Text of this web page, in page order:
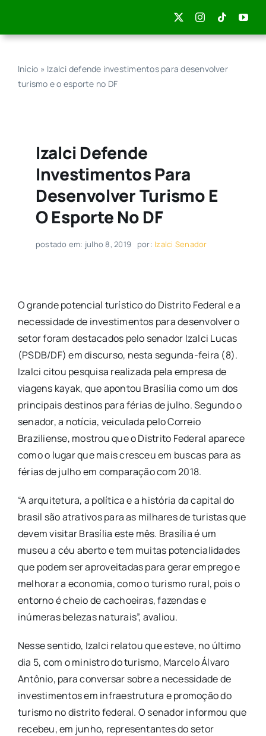
content
Início » Izalci defende investimentos para desenvolver
turismo e o esporte no DF
Izalci Defende
Investimentos Para
Desenvolver Turismo E
O Esporte No DF
postado em: julho 8, 2019 por: Izalci Senador
O grande potencial turístico do Distrito Federal e a
necessidade de investimentos para desenvolver o
setor foram destacados pelo senador Izalci Lucas
(PSDB/DF) em discurso, nesta segunda-feira (8).
Izalci citou pesquisa realizada pela empresa de
viagens kayak, que apontou Brasília como um dos
principais destinos para férias de julho. Segundo o
senador, a notícia, veiculada pelo Correio
Braziliense, mostrou que o Distrito Federal aparece
como o lugar que mais cresceu em buscas para as
férias de julho em comparação com 2018.
“A arquitetura, a política e a história da capital do
brasil são atrativos para as milhares de turistas que
devem visitar Brasília este mês. Brasília é um
museu a céu aberto e tem muitas potencialidades
que podem ser aproveitadas para gerar emprego e
melhorar a economia, como o turismo rural, pois o
entorno é cheio de cachoeiras, fazendas e
inúmeras belezas naturais”, avaliou.
Nesse sentido, Izalci relatou que esteve, no último
dia 5, com o ministro do turismo, Marcelo Álvaro
Antônio, para conversar sobre a necessidade de
investimentos em infraestrutura e promoção do
turismo no distrito federal. O senador informou que
recebeu, em junho, representantes do setor